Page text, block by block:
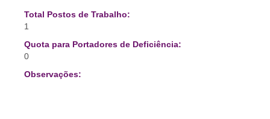
Total Postos de Trabalho:
1
Quota para Portadores de Deficiência:
0
Observações: